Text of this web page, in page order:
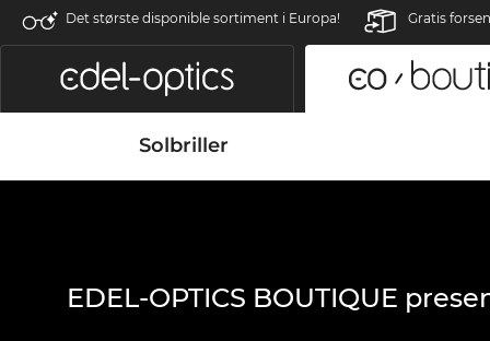
Det største disponible sortiment i Europa! Gratis
Solbriller
EDEL-OPTICS BOUTIQUE